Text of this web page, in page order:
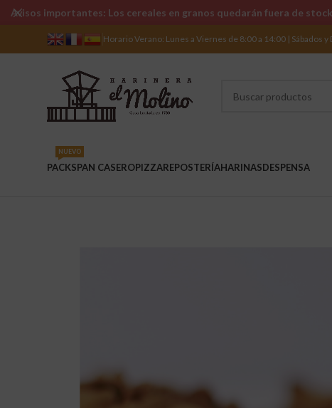
Horario Verano: Lunes a Viernes de 8:00 a 14:00 | Sábados
PACKS
NUEVO
PAN CASEROPIZZAREPOSTERÍAHARINASDESPENSA
Avisos importantes: Los cereales en granos quedarán fuera de